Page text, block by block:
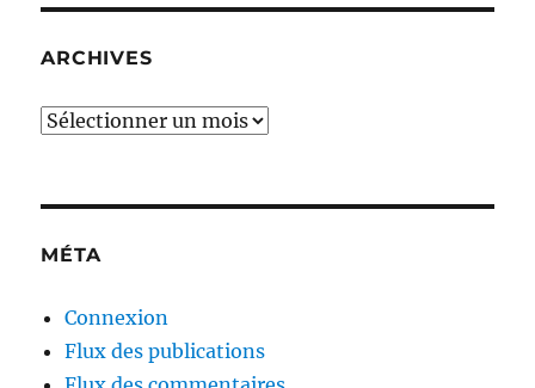
ARCHIVES
Archives
MÉTA
Connexion
Flux des publications